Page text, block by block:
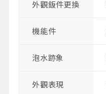
外觀鈑件更換
機能件
泡水跡象
外觀表現